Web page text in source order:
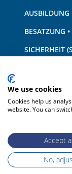
AUSBILDUNG
BESATZUNG
SICHERHEIT
SCHIFF •
HAFTUNG •
We use cookies
Cookies help us
website. You can
Accept
No,